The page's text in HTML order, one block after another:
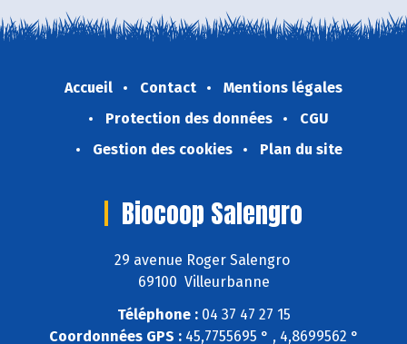
Accueil Contact
Mentions légales
Protection des données
CGU
Gestion des cookies
Plan du site
Biocoop Salengro
29 avenue Roger Salengro
69100 Villeurbanne
Téléphone :04 37 47 27 15
Coordonnées GPS :45,7755695 ° , 4,8699562 °